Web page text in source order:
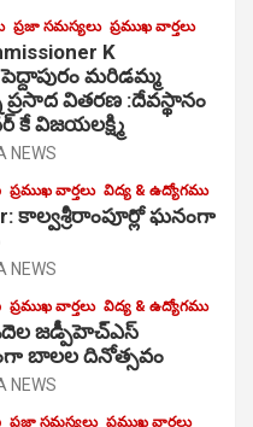
ప్రజా సమస్యలు ప్రముఖ వార్తలు
K
పెద్దాపురం మరిడమ్మ
వితరణ :దేవస్థానం
కే విజయలక్ష్మి
NEWS
ప్రముఖ వార్తలు విద్య & ఉద్యోగము
కాల్వశ్రీరాంపూర్లో ఘనంగా
NEWS
ప్రముఖ వార్తలు విద్య & ఉద్యోగము
జ‌డ్పీహెచ్ఎస్
బాలల దినోత్సవం
NEWS
ప్రజా సమస్యలు ప్రముఖ వార్తలు